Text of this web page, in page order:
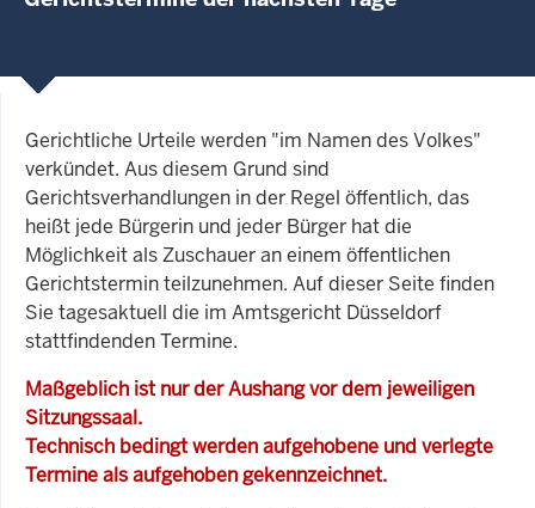
Gerichtliche Urteile werden "im Namen des Volkes"
verkündet. Aus diesem Grund sind
Gerichtsverhandlungen in der Regel öffentlich, das
heißt jede Bürgerin und jeder Bürger hat die
Möglichkeit als Zuschauer an einem öffentlichen
Gerichtstermin teilzunehmen. Auf dieser Seite finden
Sie tagesaktuell die im Amtsgericht Düsseldorf
stattfindenden Termine.
Maßgeblich ist nur der Aushang vor dem jeweiligen
Sitzungssaal.
Technisch bedingt werden aufgehobene und verlegte
Termine als aufgehoben gekennzeichnet.